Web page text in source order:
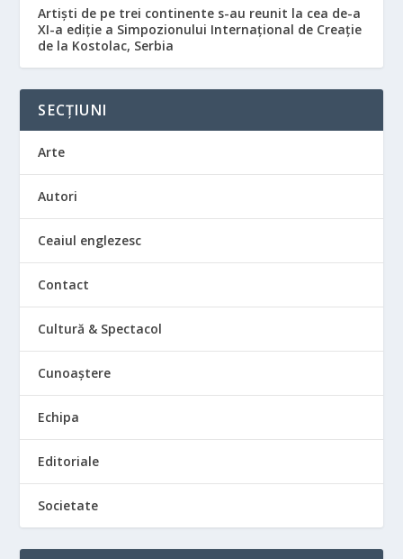
Artiști de pe trei continente s-au reunit la cea de-a
XI-a ediție a Simpozionului Internațional de Creație
de la Kostolac, Serbia
SECȚIUNI
Arte
Autori
Ceaiul englezesc
Contact
Cultură & Spectacol
Cunoaștere
Echipa
Editoriale
Societate